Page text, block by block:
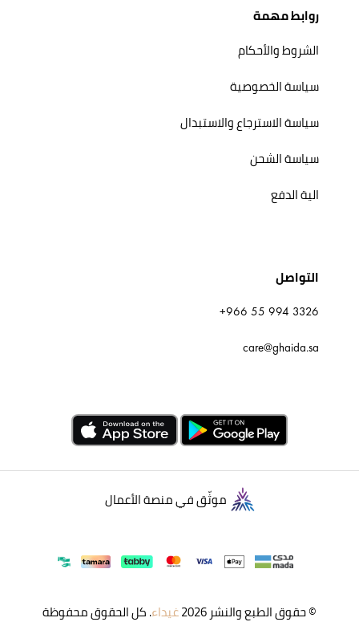
روابط مهمة
الشروط والأحكام
سياسة الخصوصية
سياسة الاسترجاع والاستبدال
سياسة الشحن
الية الدفع
التواصل
+966 55 994 3326
care@ghaida.sa
موثّق في منصة الأعمال
© حقوق الطبع والنشر 2026 غيداء. كل الحقوق محفوظة